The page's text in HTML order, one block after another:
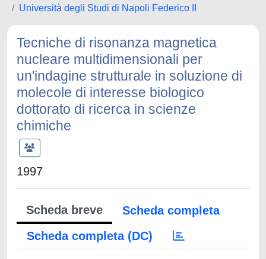
Università degli Studi di Napoli Federico II
Tecniche di risonanza magnetica
nucleare multidimensionali per
un'indagine strutturale in soluzione di
molecole di interesse biologico
dottorato di ricerca in scienze
chimiche
1997
Scheda breve
Scheda completa
Scheda completa (DC)